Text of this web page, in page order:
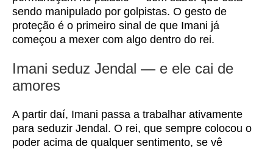
sendo manipulado por golpistas. O gesto de
proteção é o primeiro sinal de que Imani já
começou a mexer com algo dentro do rei.
Imani seduz Jendal — e ele cai de
amores
A partir daí, Imani passa a trabalhar ativamente
para seduzir Jendal. O rei, que sempre colocou o
poder acima de qualquer sentimento, se vê